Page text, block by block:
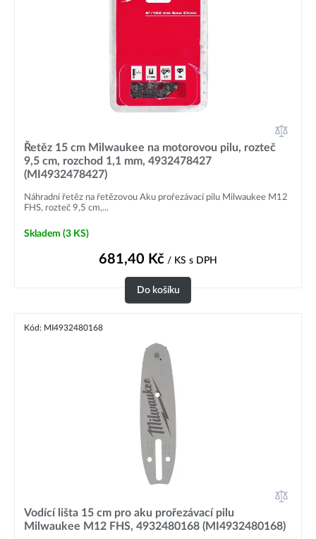
Řetěz 15 cm Milwaukee na motorovou pilu, rozteč
9,5 cm, rozchod 1,1 mm, 4932478427
(MI4932478427)
Náhradní řetěz na řetězovou Aku prořezávací pilu Milwaukee M12
FHS, rozteč 9,5 cm,...
Skladem (3 KS)
681,40 Kč / KS s DPH
Do košíku
Kód: MI4932480168
Vodící lišta 15 cm pro aku prořezávací pilu
Milwaukee M12 FHS, 4932480168 (MI4932480168)